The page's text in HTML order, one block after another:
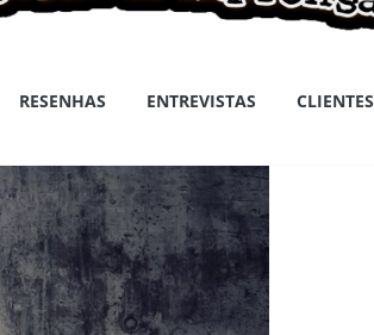
RESENHAS ENTREVISTAS CLIENTES